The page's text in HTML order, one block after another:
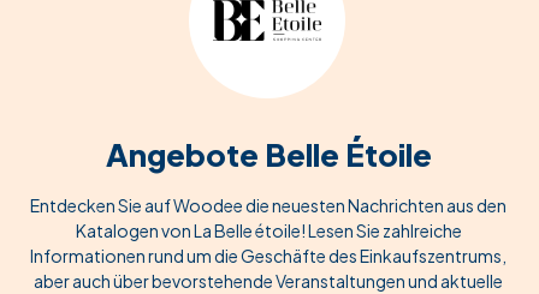
Angebote Belle Étoile
Entdecken Sie auf Woodee die neuesten Nachrichten aus den
Katalogen von La Belle étoile! Lesen Sie zahlreiche
Informationen rund um die Geschäfte des Einkaufszentrums,
aber auch über bevorstehende Veranstaltungen und aktuelle